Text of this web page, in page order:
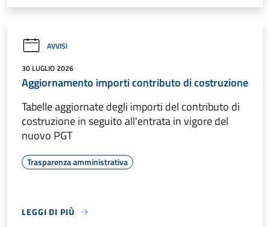
AVVISI
30 LUGLIO 2026
Aggiornamento importi contributo di costruzione
Tabelle aggiornate degli importi del contributo di
costruzione in seguito all'entrata in vigore del
nuovo PGT
Trasparenza amministrativa
LEGGI DI PIÙ